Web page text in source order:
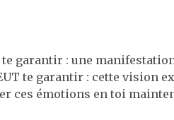
te garantir : une
te garantir : cette vision
ces émotions en toi